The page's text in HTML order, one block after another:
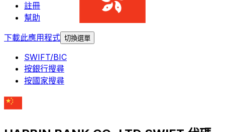
註冊
幫助
下載此應用程式 切換選單
SWIFT/BIC
按銀行搜尋
按國家搜尋